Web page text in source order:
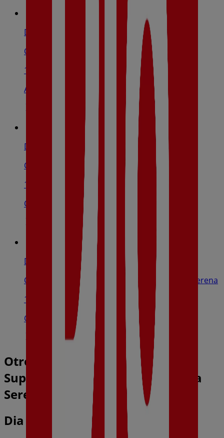
Dia
Carretera Ronda De Castuera, S/N, Castuera
12.4 km
Abierto
Dia
Calle Donoso Cortés, 8, Valle De La Serena
13.6 km
Cerrado
Dia
Carretera Castuera, S/N, Monterrubio De La Serena
19.4 km
Cerrado
Otros negocios de Hiper-
Supermercados en Zalamea de la
Serena
Dia